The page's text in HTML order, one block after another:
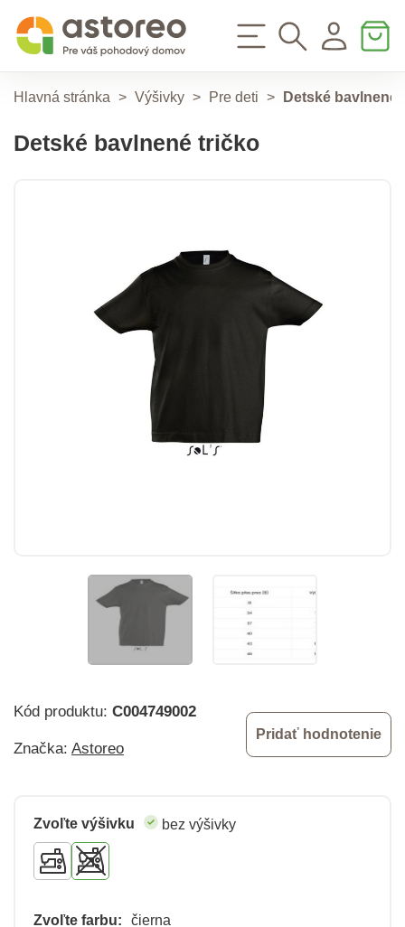
Hlavná stránka > Výšivky > Pre deti > Detské bavlnené
Detské bavlnené tričko
Kód produktu: C004749002
Značka: Astoreo
Pridať hodnotenie
Zvoľte výšivku bez výšivky
Zvoľte farbu: čierna